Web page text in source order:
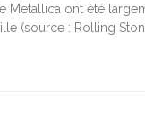
Metallica ont été
(source : Rolling